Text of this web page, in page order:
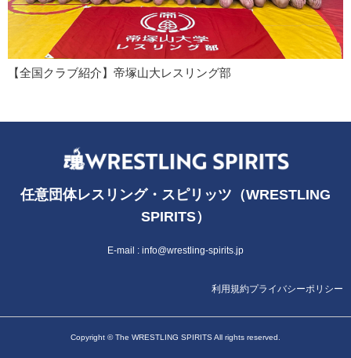
【全国クラブ紹介】帝塚山大レスリング部
任意団体レスリング・スピリッツ（WRESTLING
SPIRITS）
E-mail : info@wrestling-spirits.jp
利用規約プライバシーポリシー
Copyright © The WRESTLING SPIRITS All rights reserved.